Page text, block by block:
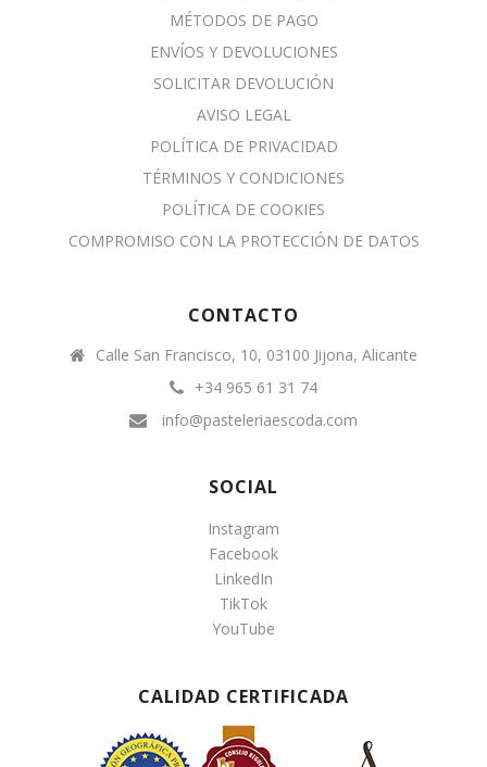
MÉTODOS DE PAGO
ENVÍOS Y DEVOLUCIONES
SOLICITAR DEVOLUCIÓN
AVISO LEGAL
POLÍTICA DE PRIVACIDAD
TÉRMINOS Y CONDICIONES
POLÍTICA DE COOKIES
COMPROMISO CON LA PROTECCIÓN DE DATOS
CONTACTO
Calle San Francisco, 10, 03100 Jijona, Alicante
+34 965 61 31 74
info@pasteleriaescoda.com
SOCIAL
Instagram
Facebook
LinkedIn
TikTok
YouTube
CALIDAD CERTIFICADA